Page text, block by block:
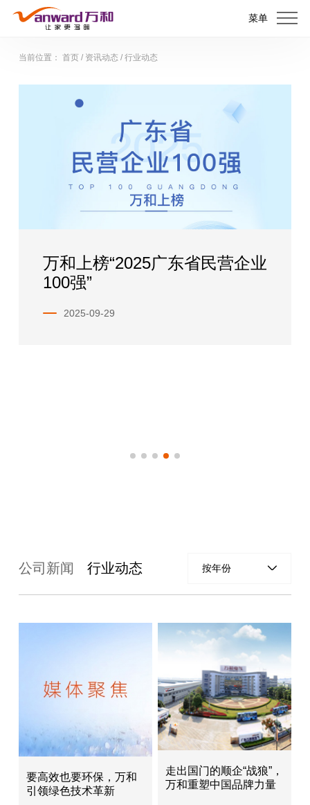
菜单
当前位置： 首页/ 资讯动态 / 行业动态
万和上榜“2025广东省民营企业
100强”
2025-09-29
公司新闻 行业动态 按年份
要高效也要环保，万和
引领绿色技术革新
走出国门的顺企“战狼”，
万和重塑中国品牌力量